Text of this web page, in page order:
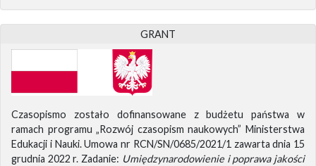
GRANT
Czasopismo zostało dofinansowane z budżetu państwa w
ramach programu „Rozwój czasopism naukowych” Ministerstwa
Edukacji i Nauki. Umowa nr RCN/SN/0685/2021/1 zawarta dnia 15
grudnia 2022 r. Zadanie: Umiędzynarodowienie i poprawa jakości